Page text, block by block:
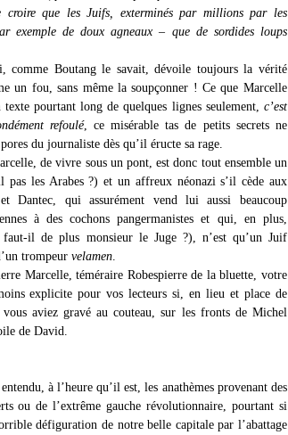
croire que les Juifs, exterminés par millions par les
exemple de doux agneaux – que de sordides loups
comme Boutang le savait, dévoile toujours la vérité
un fou, sans même la soupçonner ! Ce que Marcelle
pourtant long de quelques lignes seulement, c’est
refoulé, ce misérable tas de petits secrets ne
du journaliste dès qu’il éructe sa rage.
de vivre sous un pont, est donc tout ensemble un
les Arabes ?) et un affreux néonazi s’il cède aux
Dantec, qui assurément vend lui aussi beaucoup
à des cochons pangermanistes et qui, en plus,
faut-il de plus monsieur le Juge ?), n’est qu’un Juif
trompeur velamen
Marcelle, téméraire Robespierre de la bluette, votre
explicite pour vos lecteurs si, en lieu et place de
aviez gravé au couteau, sur les fronts de Michel
de David.
à l’heure qu’il est, les anathèmes provenant des
ou de l’extrême gauche révolutionnaire, pourtant si
défiguration de notre belle capitale par l’abattage